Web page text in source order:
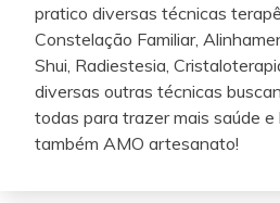
pratico diversas técnicas
Constelação Familiar,
Shui, Radiestesia,
diversas outras técnicas
todas para trazer mais saúde e
também AMO artesanato!